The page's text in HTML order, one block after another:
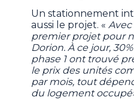
Un stationnement
aussi le projet. «Avec
premier projet pour
Dorion. À ce jour,
phase 1 ont trouvé
le prix des unités
par mois, tout
du logement